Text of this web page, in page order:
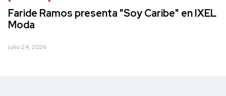
Faride Ramos presenta "Soy Caribe" en IXEL
Moda
julio 24, 2026